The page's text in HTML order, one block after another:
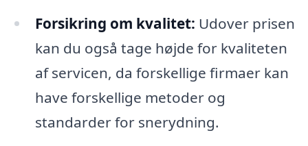
Forsikring om kvalitet: Udover prisen
kan du også tage højde for kvaliteten
af servicen, da forskellige firmaer kan
have forskellige metoder og
standarder for snerydning.